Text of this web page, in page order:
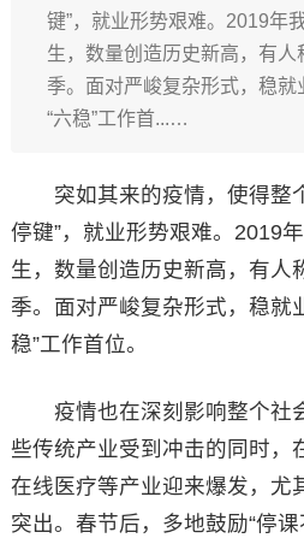
键”，就业形势艰难。2019年
生，数量创造历史新高，有人
季。面对严峻复杂形式，稳就
“六稳”工作首...…
突如其来的疫情，使得整
停键”，就业形势艰难。2019
生，数量创造历史新高，有人
季。面对严峻复杂形式，稳就
稳”工作首位。
疫情也在深刻影响整个社
些传统产业受到冲击的同时，
在线医疗等产业迎来爆发，尤
突出。春节后，多地鼓励“停